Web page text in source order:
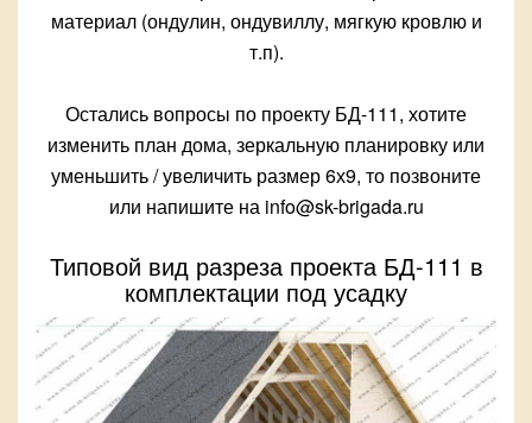
материал (ондулин, ондувиллу, мягкую кровлю и
т.п).
Остались вопросы по проекту БД-111, хотите
изменить план дома, зеркальную планировку или
уменьшить / увеличить размер 6х9, то позвоните
или напишите на info@sk-brigada.ru
Типовой вид разреза проекта БД-111 в
комплектации под усадку